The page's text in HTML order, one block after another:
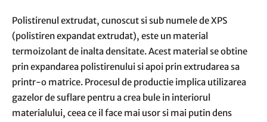
Polistirenul extrudat, cunoscut si sub numele de XPS
(polistiren expandat extrudat), este un material
termoizolant de inalta densitate. Acest material se obtine
prin expandarea polistirenului si apoi prin extrudarea sa
printr-o matrice. Procesul de productie implica utilizarea
gazelor de suflare pentru a crea bule in interiorul
materialului, ceea ce il face mai usor si mai putin dens